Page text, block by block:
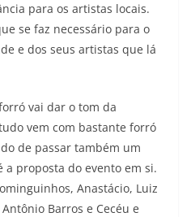
para os artistas locais.
se faz necessário para o
e dos seus artistas que lá
vai dar o tom da
vem com bastante forró
de passar também um
proposta do evento em si.
Anastácio, Luiz
Barros e Cecéu e